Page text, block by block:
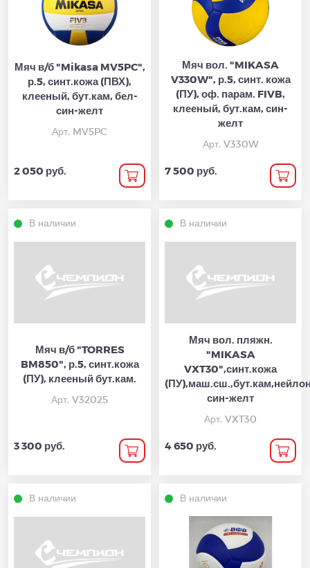
Мяч в/б "Mikasa MV5PC",
р.5, синт.кожа (ПВХ),
клееный, бут.кам, бел-
син-желт
Арт. MV5PC
2 050 руб.
Мяч вол. "MIKASA
V330W", р.5, синт. кожа
(ПУ), оф. парам. FIVB,
клееный, бут.кам, син-
желт
Арт. V330W
7 500 руб.
В наличии
Мяч в/б "TORRES
BM850", р.5, синт.кожа
(ПУ), клееный бут.кам.
Арт. V32025
3 300 руб.
В наличии
Мяч вол. пляжн.
"MIKASA
VXT30",синт.кожа
син-желт
Арт. VXT30
4 650 руб.
В наличии В наличии